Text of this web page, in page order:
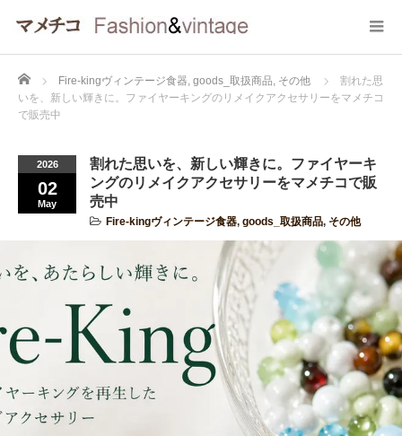
Home Fire-kingヴィンテージ食器, goods_取扱商品, その他
割れた思
いを、新しい輝きに。ファイヤーキングのリメイクアクセサリーをマメチコ
で販売中
2026
02
May
割れた思いを、新しい輝きに。ファイヤーキ
ングのリメイクアクセサリーをマメチコで販
売中
Fire-kingヴィンテージ食器, goods_取扱商品, その他